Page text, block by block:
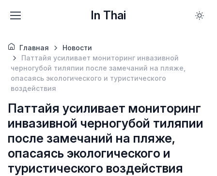
In Thai
Главная
Новости
Паттайя усиливает мониторинг инвазивной
черногубой тиляпии после замечаний на пляже,
опасаясь экологического и туристического
воздействия
Паттайя усиливает мониторинг
инвазивной черногубой тиляпии
после замечаний на пляже,
опасаясь экологического и
туристического воздействия